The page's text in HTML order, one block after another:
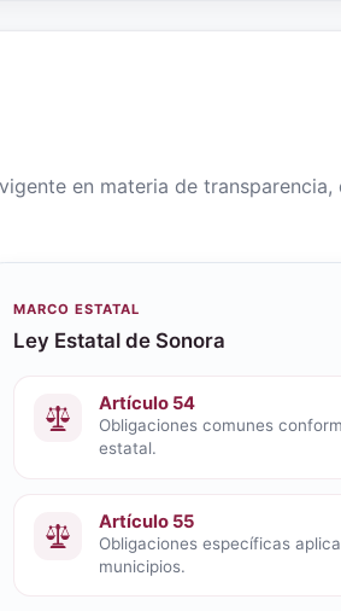
en materia de transparencia,
MARCO ESTATAL
Ley Estatal de Sonora
Artículo 54
Obligaciones comunes
estatal.
Artículo 55
Obligaciones específicas
municipios.